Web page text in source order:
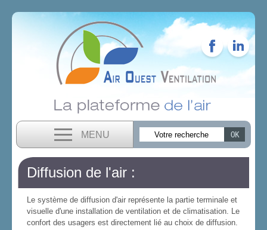
MENU
Diffusion de l'air :
Le système de diffusion d'air représente la partie terminale et
visuelle d'une installation de ventilation et de climatisation. Le
confort des usagers est directement lié au choix de diffusion.